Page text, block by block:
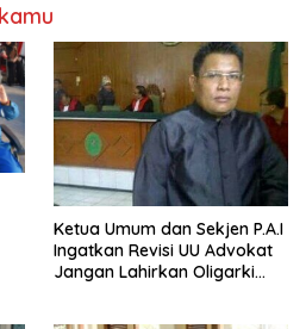
Ketua Umum dan Sekjen P.A.I
Ingatkan Revisi UU Advokat
Jangan Lahirkan Oligarki